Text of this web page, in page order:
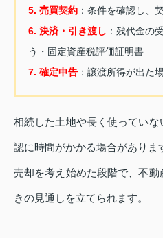
5. 売買契約：条件を確認し、
6. 決済・引き渡し ：残代金の
う ・固定資産税評価証明書
7. 確定申告：譲渡所得が出た
相続した土地や長く使ってい
認に時間がかかる場合がありま
売却を考え始めた段階で、不
きの見通しを立てられます。